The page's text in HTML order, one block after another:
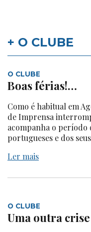
+ O CLUBE
O CLUBE
Boas férias!…
Como é habitual em
de Imprensa
acompanha o período
portugueses e dos
Ler mais
O CLUBE
Uma outra crise